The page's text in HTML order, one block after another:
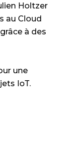
Holtzer
au Cloud
à des
une
IoT.